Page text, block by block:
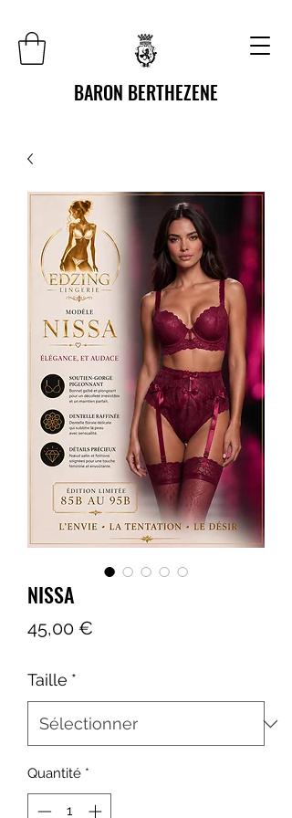
BARON BERTHEZENE
NISSA
45,00 €
Taille *
Quantité *